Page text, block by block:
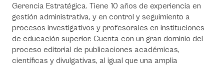
Gerencia Estratégica. Tiene 10 años de experiencia en
gestión administrativa, y en control y seguimiento a
procesos investigativos y profesorales en instituciones
de educación superior. Cuenta con un gran dominio del
proceso editorial de publicaciones académicas,
científicas y divulgativas, al igual que una amplia